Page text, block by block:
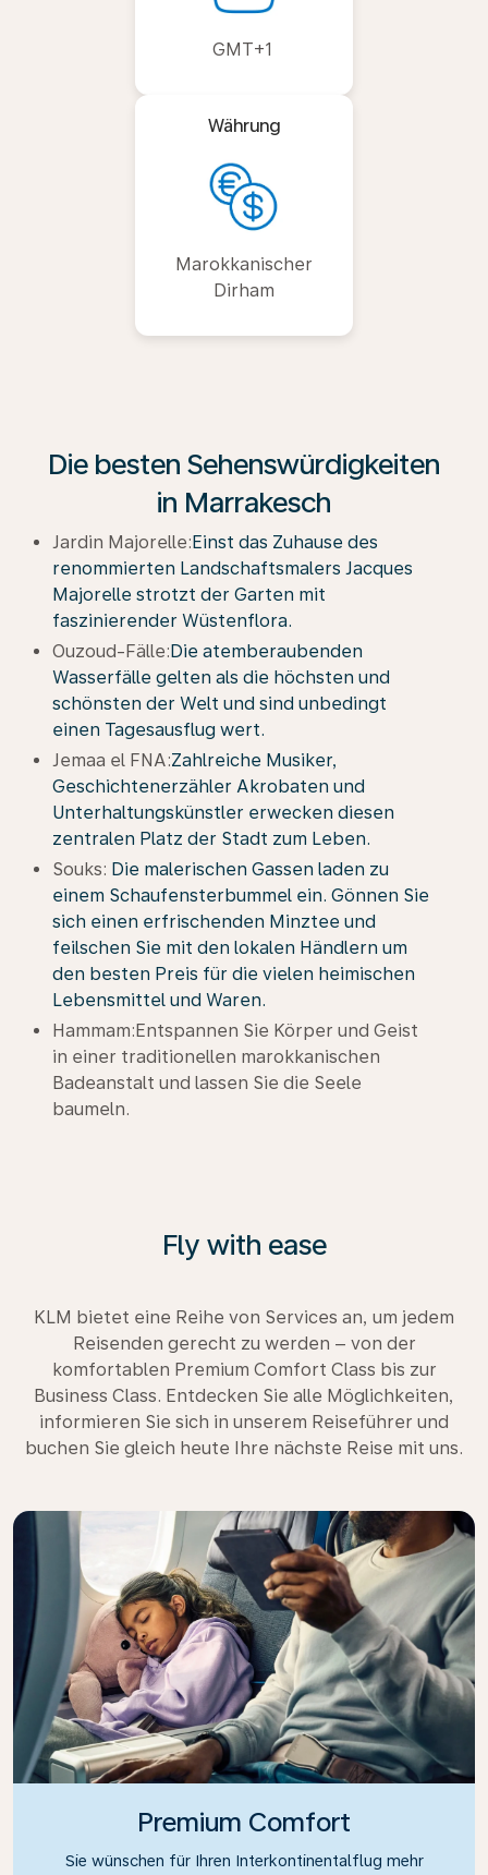
GMT+1
Währung
Marokkanischer
Dirham
Die besten Sehenswürdigkeiten
in Marrakesch
Jardin Majorelle:Einst das Zuhause des
renommierten Landschaftsmalers Jacques
Majorelle strotzt der Garten mit
faszinierender Wüstenflora.
Ouzoud-Fälle:Die atemberaubenden
Wasserfälle gelten als die höchsten und
schönsten der Welt und sind unbedingt
einen Tagesausflug wert.
Jemaa el FNA:Zahlreiche Musiker,
Geschichtenerzähler Akrobaten und
Unterhaltungskünstler erwecken diesen
zentralen Platz der Stadt zum Leben.
Souks: Die malerischen Gassen laden zu
einem Schaufensterbummel ein. Gönnen Sie
sich einen erfrischenden Minztee und
feilschen Sie mit den lokalen Händlern um
den besten Preis für die vielen heimischen
Lebensmittel und Waren.
Hammam:Entspannen Sie Körper und Geist
in einer traditionellen marokkanischen
Badeanstalt und lassen Sie die Seele
baumeln.
Fly with ease
KLM bietet eine Reihe von Services an, um jedem
Reisenden gerecht zu werden – von der
komfortablen Premium Comfort Class bis zur
Business Class. Entdecken Sie alle Möglichkeiten,
informieren Sie sich in unserem Reiseführer und
buchen Sie gleich heute Ihre nächste Reise mit uns.
Premium Comfort
Sie wünschen für Ihren Interkontinentalflug mehr